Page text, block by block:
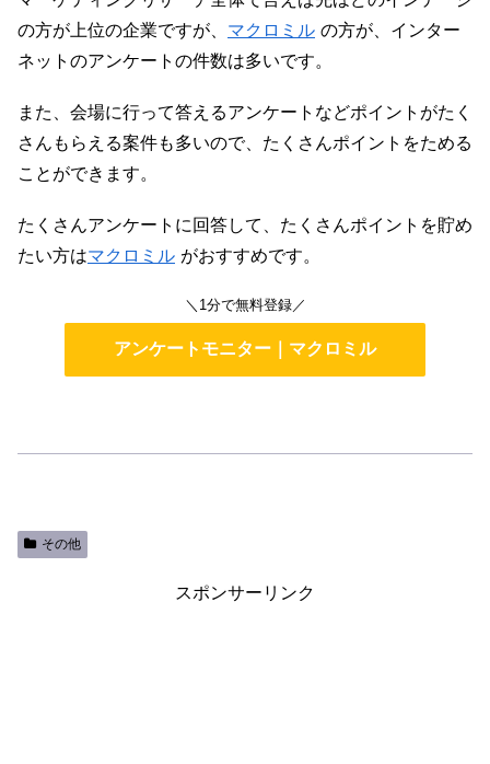
の方が上位の企業ですが、 マクロミル の方が、インター
ネットのアンケートの件数は多いです。
また、会場に行って答えるアンケートなどポイントがたく
さんもらえる案件も多いので、たくさんポイントをためる
ことができます。
たくさんアンケートに回答して、たくさんポイントを貯め
たい方はマクロミル がおすすめです。
＼1分で無料登録／
アンケートモニター｜マクロミル
その他
スポンサーリンク